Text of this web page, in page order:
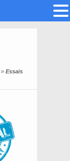
» Essais